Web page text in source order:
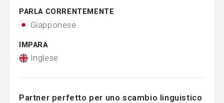
PARLA CORRENTEMENTE
Giapponese
IMPARA
Inglese
Partner perfetto per uno scambio linguistico